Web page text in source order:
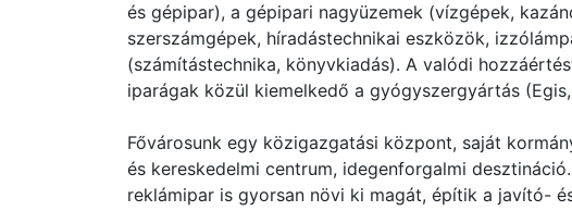
és gépipar), a gépipari nagyüzemek (vízgépek,
szerszámgépek, híradástechnikai eszközök,
(számítástechnika, könyvkiadás). A valódi
iparágak közül kiemelkedő a gyógyszergyártás
Fővárosunk egy közigazgatási központ, saját
és kereskedelmi centrum, idegenforgalmi
reklámipar is gyorsan növi ki magát, építik a javító-